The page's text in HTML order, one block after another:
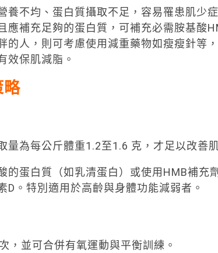
養不均、蛋白質攝取不足，容易罹患肌少
應補充足夠的蛋白質，可補充必需胺基酸
的人，則可考慮使用減重藥物如瘦瘦針等
效保肌減脂。
略
量為每公斤體重1.2至1.6 克，才足以改善
的蛋白質（如乳清蛋白）或使用HMB補充
D。特別適用於高齡與身體功能減弱者。
，並可合併有氧運動與平衡訓練。